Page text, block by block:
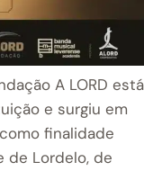
A LORD está
e surgiu em
finalidade
de Lordelo, de